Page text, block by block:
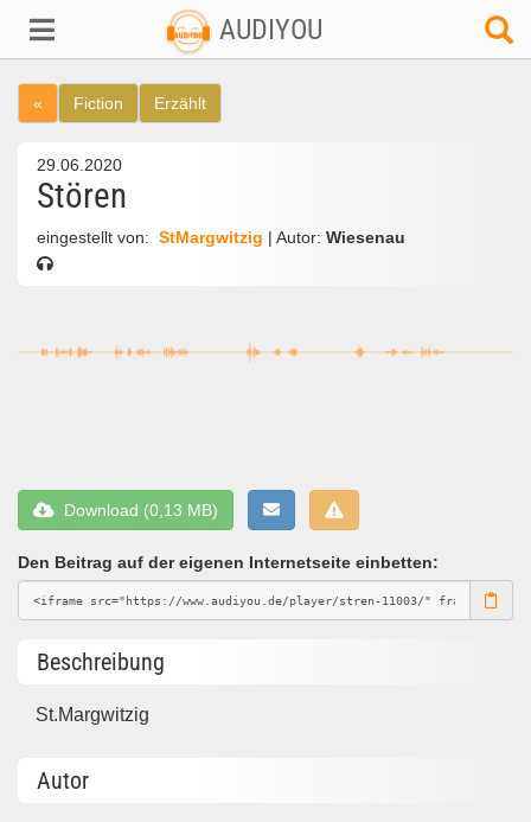
AUDIYOU
« Fiction Erzählt
29.06.2020
Stören
eingestellt von: StMargwitzig | Autor: Wiesenau
Download (0,13 MB)
Den Beitrag auf der eigenen Internetseite einbetten:
Beschreibung
St.Margwitzig
Autor